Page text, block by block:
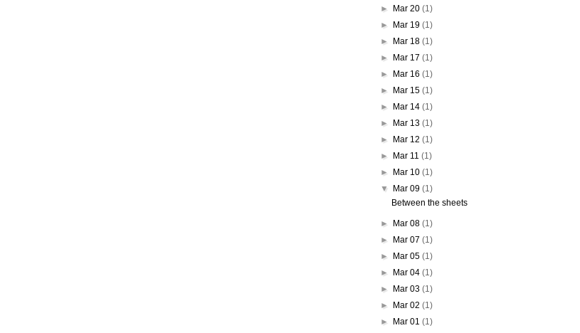
►
Mar 20(1)
►
Mar 19(1)
►
Mar 18(1)
►
Mar 17(1)
►
Mar 16(1)
►
Mar 15(1)
►
Mar 14(1)
►
Mar 13(1)
►
Mar 12(1)
►
Mar 11(1)
►
Mar 10(1)
▼
Mar 09(1)
Between the sheets
► Mar 08(1)
►
Mar 07(1)
►
Mar 05(1)
►
Mar 04(1)
►
Mar 03(1)
►
Mar 02(1)
►
Mar 01(1)